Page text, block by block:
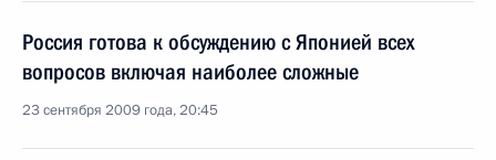
Россия готова к обсуждению с Японией всех
вопросов включая наиболее сложные
23 сентября 2009 года, 20:45